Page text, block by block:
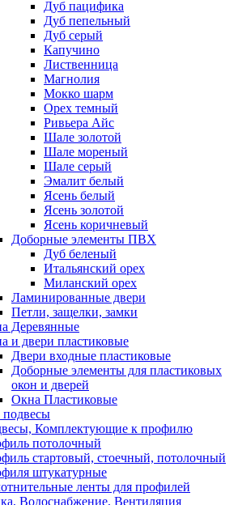
Дуб пацифика
Дуб пепельный
Дуб серый
Капучино
Лиственница
Магнолия
Мокко шарм
Орех темный
Ривьера Айс
Шале золотой
Шале мореный
Шале серый
Эмалит белый
Ясень белый
Ясень золотой
Ясень коричневый
Доборные элементы ПВХ
Дуб беленый
Итальянский орех
Миланский орех
Ламинированные двери
Петли, защелки, замки
Деревянные
и двери пластиковые
Двери входные пластиковые
Доборные элементы для пластиковых
окон и дверей
Окна Пластиковые
Комплектующие к профилю
потолочный
стартовый, стоечный, потолочный
штукатурные
ленты для профилей
Водоснабжение, Вентиляция